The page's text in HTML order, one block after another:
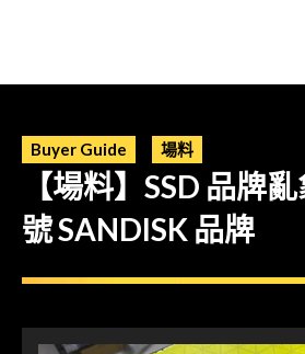
Buyer Guide 場料
【場料】SSD 品牌
號 SANDISK 品牌